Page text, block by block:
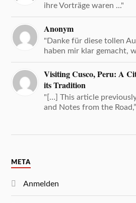
ihre Vorträge waren ..."
Anonym
"Danke für diese tollen
haben mir klar gemacht,
Visiting Cusco, Peru: A
its Tradition
"[…] This article
and Notes from the
META
Anmelden